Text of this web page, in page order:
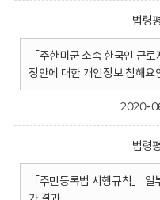
법령
「주한미군 소속 한국인 근
정안에 대한 개인정보 침해요
2020-
법령
「주민등록법 시행규칙」